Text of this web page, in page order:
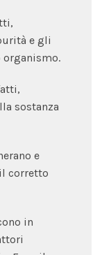
e gli
organismo.
sostanza
e
corretto
in